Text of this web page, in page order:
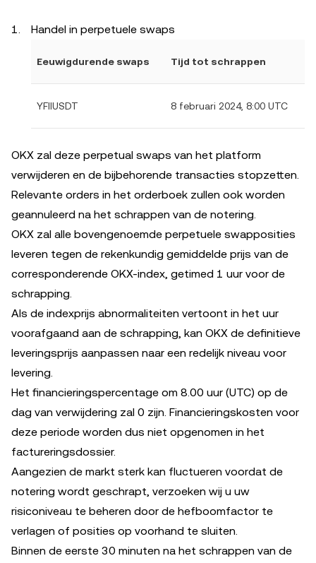
Handel in perpetuele swaps
Eeuwigdurende swaps Tijd tot schrappen
YFIIUSDT 8 februari 2024, 8:00 UTC
OKX zal deze perpetual swaps van het platform
verwijderen en de bijbehorende transacties stopzetten.
Relevante orders in het orderboek zullen ook worden
geannuleerd na het schrappen van de notering.
OKX zal alle bovengenoemde perpetuele swapposities
leveren tegen de rekenkundig gemiddelde prijs van de
corresponderende OKX-index, getimed 1 uur voor de
schrapping.
Als de indexprijs abnormaliteiten vertoont in het uur
voorafgaand aan de schrapping, kan OKX de definitieve
leveringsprijs aanpassen naar een redelijk niveau voor
levering.
Het financieringspercentage om 8.00 uur (UTC) op de
dag van verwijdering zal 0 zijn. Financieringskosten voor
deze periode worden dus niet opgenomen in het
factureringsdossier.
Aangezien de markt sterk kan fluctueren voordat de
notering wordt geschrapt, verzoeken wij u uw
risiconiveau te beheren door de hefboomfactor te
verlagen of posities op voorhand te sluiten.
Binnen de eerste 30 minuten na het schrappen van de